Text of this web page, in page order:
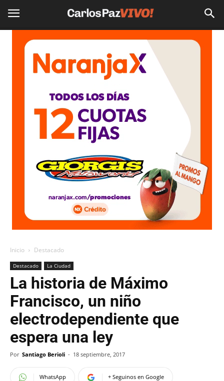
Inicio Destacado
Destacado La Ciudad
La historia de Máximo
Francisco, un niño
electrodependiente que
espera una ley
Por Santiago Berioli - 18 septiembre, 2017
WhatsApp + Seguinos en Google